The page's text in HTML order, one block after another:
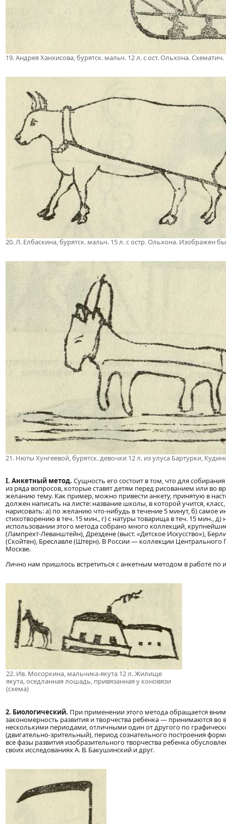
19. Андрея Ханхисова, бурятск. мальч. 12 л. с ост. Ольхона.
20. Л. Елбаскина, бурятск. мальч. 15 л. с остр. Ольхона. Изображен
21. Нюты Хунгеевой, бурятск. девочки 12 л. из улуса Бартурки,
I. Анкетный метод. Сущность его состоит в том, что для
из ряда вопросов, которые ставят детям перед рисованием или во
желанию тему. Как пример, можно привести анкету, принятую в
должен написать на листе: название школы, в которой учится,
нарисовать: а) по желанию что-нибудь в течение 5 минут, б) самое
стихотворению в теч. 15 мин., г) с натуры товарища в теч. 15 мин.,
использовании этого метода собрано много коллекций,
(Лампрехт-Леванштейн), Дрездене (выст. «Детское Искусство»),
(Скойтен), Бреславле (Штерн). В России — коллекции
Москве.
Лично нам пришлось встретиться с анкетным методом в работе по
22. Ив. Мосоркина, мальчика-якута 12 л. Жилище
якута, оседланная лошадь, привязанная у коновязи
(схема)
2. Биологический. При применении этого метода обращается
закономерность развития и творчества ребенка — принимаются
несколькими периодами, отличными один от другого по
(двигательно-зрительный), период сознательного построения
все фазы развития изобразительного творчества ребенка
своих исследованиях А. В. Бакушинский и друг.